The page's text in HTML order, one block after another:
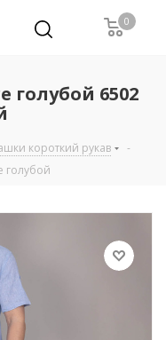
0
голубой 6502
короткий рукав
-
голубой